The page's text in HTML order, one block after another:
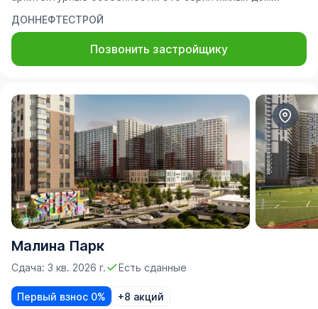
ДОННЕФТЕСТРОЙ
Позвонить застройщику
Малина Парк
Сдача: 3 кв. 2026 г. Есть сданные
Первый взнос 0% +8 акций